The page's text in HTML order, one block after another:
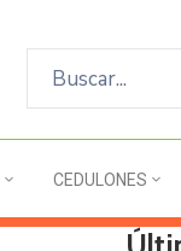
CEDULONES